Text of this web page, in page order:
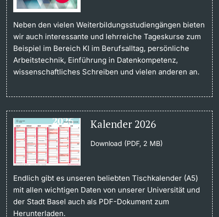
Neben den vielen Weiterbildungsstudiengängen bieten
wir auch interessante und lehrreiche Tageskurse zum
Beispiel im Bereich KI im Berufsalltag, persönliche
Arbeitstechnik, Einführung in Datenkompetenz,
wissenschaftliches Schreiben und vielen anderen an.
Kalender 2026
Download (PDF, 2 MB)
Endlich gibt es unseren beliebten Tischkalender (A5)
mit allen wichtigen Daten von unserer Universität und
der Stadt Basel auch als PDF-Dokument zum
Herunterladen.